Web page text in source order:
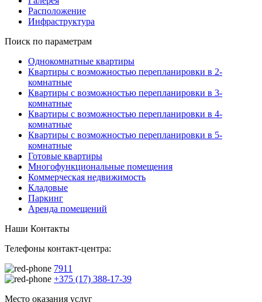
Расположение
Инфраструктура
Поиск по параметрам
Однокомнатные квартиры
Квартиры с возможностью перепланировки в 2-
комнатные
Квартиры с возможностью перепланировки в 3-
комнатные
Квартиры с возможностью перепланировки в 4-
комнатные
Квартиры с возможностью перепланировки в 5-
комнатные
Готовые квартиры
Многофункциональные помещения
Коммерческая недвижимость
Кладовые
Паркинг
Аренда помещений
Наши Контакты
Телефоны контакт-центра:
7911
+375 (17) 388-17-39
Место оказания услуг